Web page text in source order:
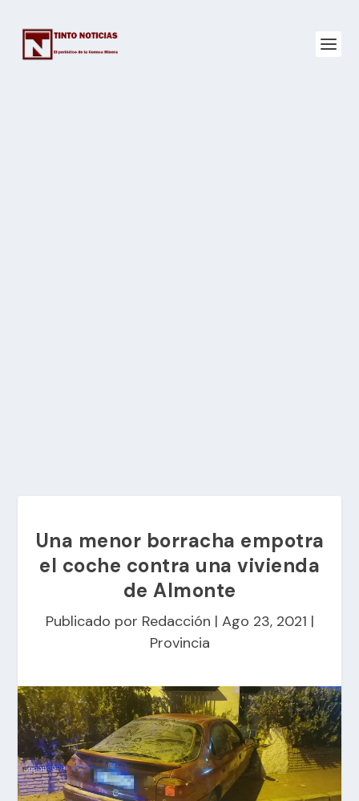
Una menor borracha empotra
el coche contra una vivienda
de Almonte
Publicado por Redacción | Ago 23, 2021 |
Provincia